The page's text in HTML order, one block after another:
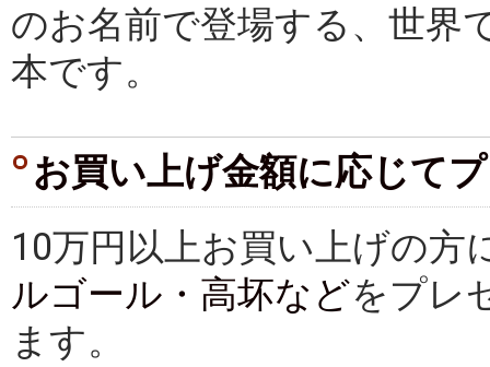
のお名前で登場する、世界
本です。
お買い上げ金額に応じて
10万円以上お買い上げの方
ルゴール・高坏などをプレ
ます。